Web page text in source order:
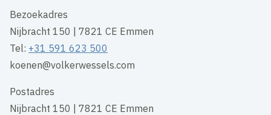
Bezoekadres
Nijbracht 150 | 7821 CE Emmen
Tel: +31 591 623 500
koenen@volkerwessels.com
Postadres
Nijbracht 150 | 7821 CE Emmen